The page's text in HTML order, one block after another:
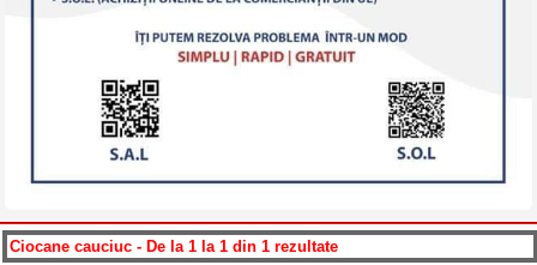
Ciocane cauciuc - De la 1 la 1 din 1 rezultate